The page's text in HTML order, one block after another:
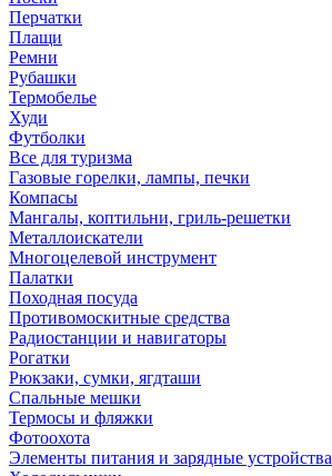
Перчатки
Плащи
Ремни
Рубашки
Термобелье
Худи
Футболки
Все для туризма
Газовые горелки, лампы, печки
Компасы
Мангалы, коптильни, гриль-решетки
Металлоискатели
Многоцелевой инструмент
Палатки
Походная посуда
Противомоскитные средства
Радиостанции и навигаторы
Рогатки
Рюкзаки, сумки, ягдташи
Спальные мешки
Термосы и фляжки
Фотоохота
Элементы питания и зарядные устройства